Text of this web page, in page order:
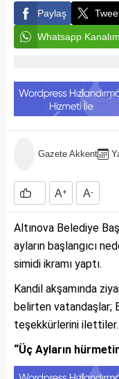
Paylaş
Whatsapp
Gazete Akkent
A+ A-
Altınova Belediye
ayların başlangıcı
simidi ikramı yaptı.
Kandil akşamında
belirten vatandaşlar;
teşekkürlerini ilettiler.
“Üç Ayların